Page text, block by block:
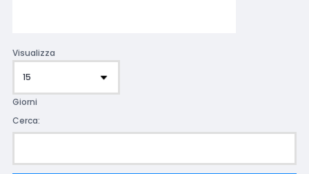
Visualizza
Giorni
Cerca: